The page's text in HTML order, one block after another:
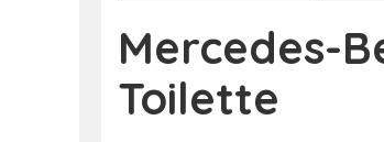
Mercedes-
Toilette